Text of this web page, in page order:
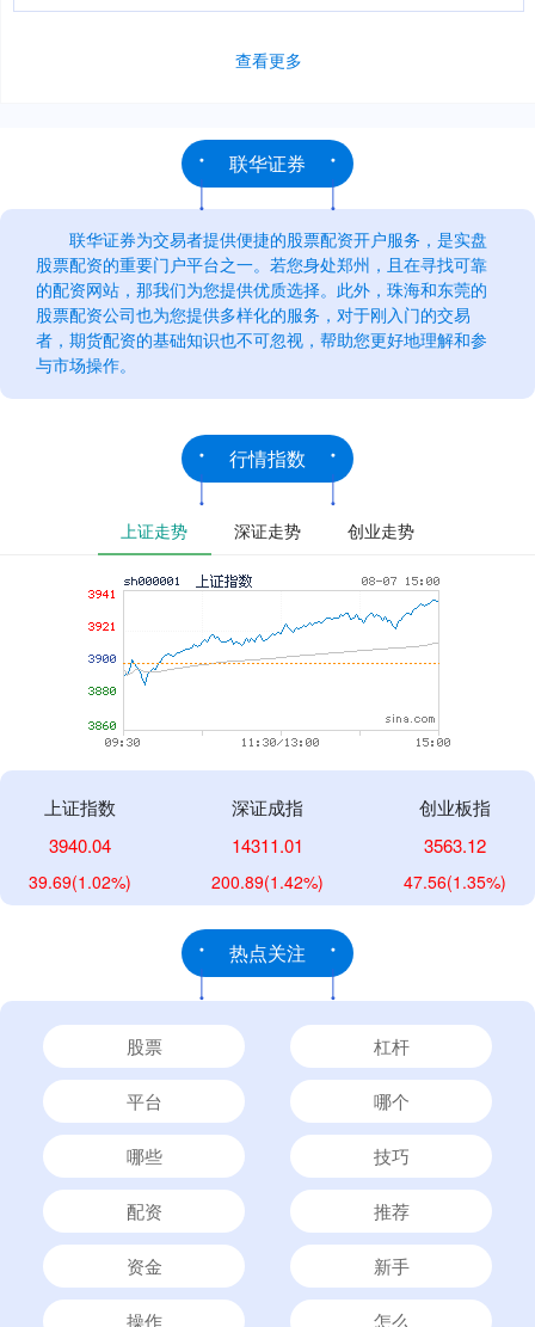
查看更多
联华证券
联华证券为交易者提供便捷的股票配资开户服务，是实盘
股票配资的重要门户平台之一。若您身处郑州，且在寻找可靠
的配资网站，那我们为您提供优质选择。此外，珠海和东莞的
股票配资公司也为您提供多样化的服务，对于刚入门的交易
者，期货配资的基础知识也不可忽视，帮助您更好地理解和参
与市场操作。
行情指数
上证走势 深证走势 创业走势
上证指数
3940.04
39.69(1.02%)
深证成指
14311.01
200.89(1.42%)
创业板指
3563.12
47.56(1.35%)
热点关注
股票 杠杆
平台 哪个
哪些 技巧
配资 推荐
资金 新手
操作 怎么